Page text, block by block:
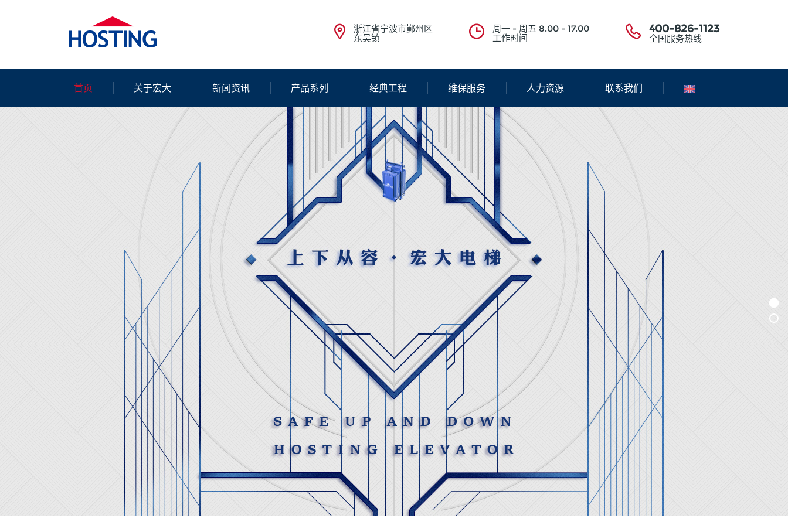
400-826-1123
全国服务热线
周一 - 周五 8.00 - 17.00
工作时间
浙江省宁波市鄞州区
东吴镇
首页 关于宏大 新闻资讯 产品系列 经典工程 维保服务 人力资源 联系我们